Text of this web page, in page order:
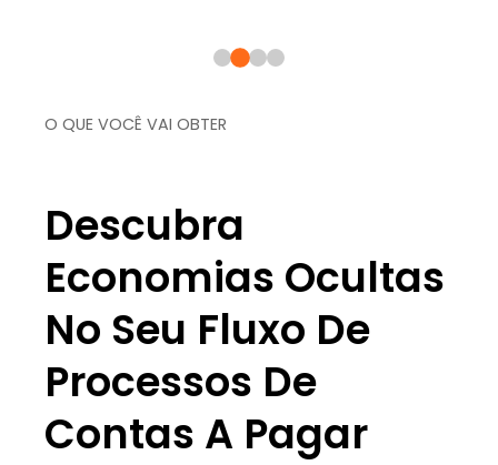
O QUE VOCÊ VAI OBTER
Descubra
Economias Ocultas
No Seu Fluxo De
Processos De
Contas A Pagar